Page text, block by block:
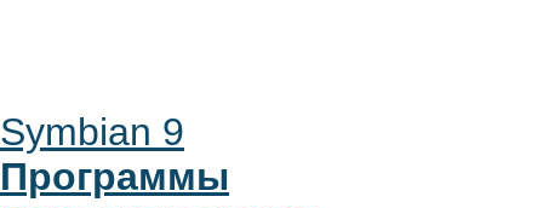
Symbian 9
Программы